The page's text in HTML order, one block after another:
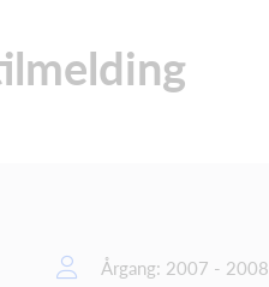
Årgang: 2007 - 2008